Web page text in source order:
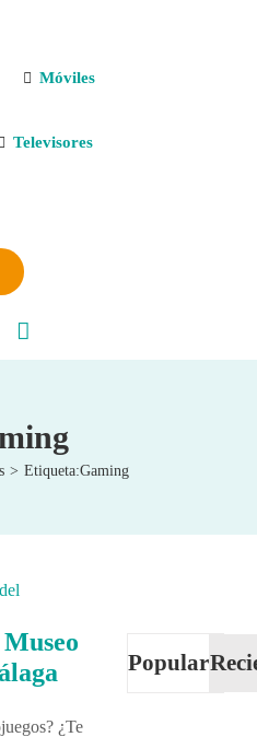
Móviles
Televisores
Etiqueta:Gaming
¿Te
Popular